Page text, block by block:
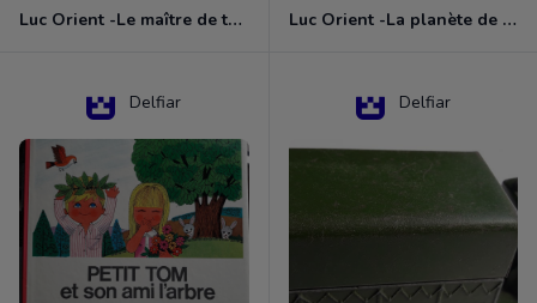
Luc Orient -Le maître de terango Luc Orient -La planète de l'angoisse
Delfiar Delfiar